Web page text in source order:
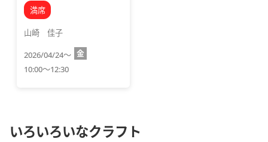
満席
山崎　佳子
2026/04/24～ 金
10:00～12:30
いろいろいなクラフト